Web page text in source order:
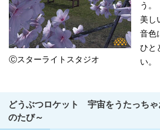
Ⓒスターライトスタジオ
う。
美し
音色
ひと
い。
どうぶつロケット 宇宙をうたっち
のたび～